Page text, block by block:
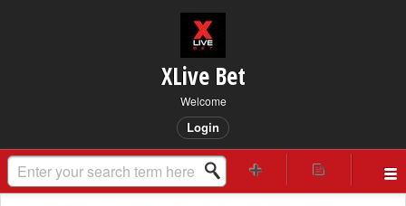
XLive Bet
Welcome
Login